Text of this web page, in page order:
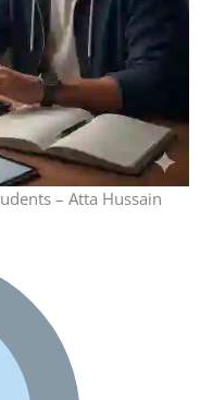
– Atta Hussain